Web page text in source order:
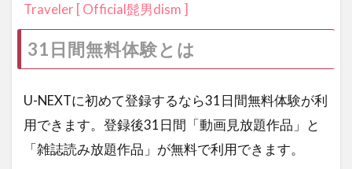
Traveler [ Official髭男dism ]
31日間無料体験とは
U-NEXTに初めて登録するなら31日間無料体験が利
用できます。登録後31日間「動画見放題作品」と
「雑誌読み放題作品」が無料で利用できます。